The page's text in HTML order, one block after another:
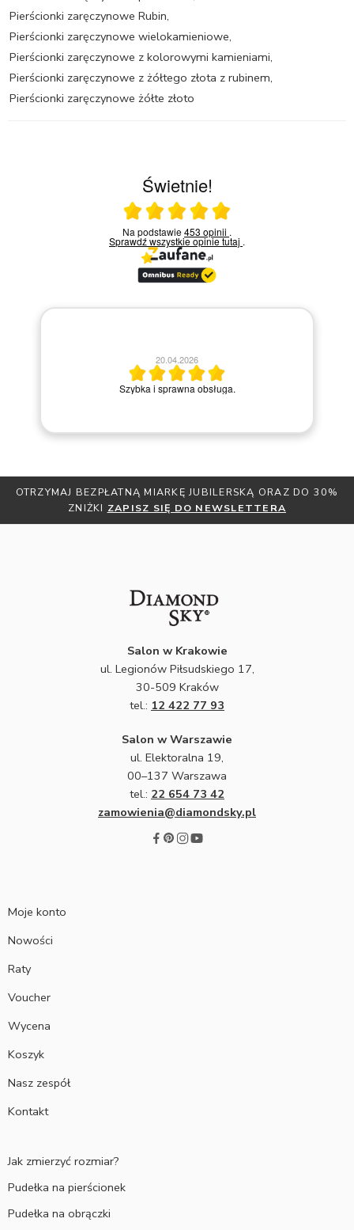
Pierścionki zaręczynowe Rubin,
Pierścionki zaręczynowe wielokamieniowe,
Pierścionki zaręczynowe z kolorowymi kamieniami,
Pierścionki zaręczynowe z żółtego złota z rubinem,
Pierścionki zaręczynowe żółte złoto
Świetnie!
Ocena średnia 5 na 5
Na podstawie453 opinii .
Sprawdź wszystkie opinietutaj .
20.04.2026
Szybka i sprawna obsługa.
OTRZYMAJ BEZPŁATNĄ MIARKĘ JUBILERSKĄ ORAZ DO 30%
ZNIŻKI ZAPISZ SIĘ DO NEWSLETTERA
Salon w Krakowie
ul. Legionów Piłsudskiego 17,
30-509 Kraków
tel.: 12 422 77 93
Salon w Warszawie
ul. Elektoralna 19,
00–137 Warszawa
tel.: 22 654 73 42
zamowienia@diamondsky.pl
Moje konto
Nowości
Raty
Voucher
Wycena
Koszyk
Nasz zespół
Kontakt
Jak zmierzyć rozmiar?
Pudełka na pierścionek
Pudełka na obrączki